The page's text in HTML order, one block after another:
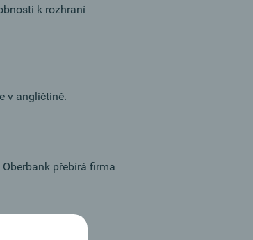
k rozhraní
v angličtině.
přebírá firma